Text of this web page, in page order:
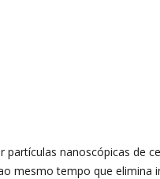
nanoscópicas de
mesmo tempo que elimina